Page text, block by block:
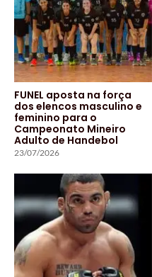
FUNEL aposta na força
dos elencos masculino e
feminino para o
Campeonato Mineiro
Adulto de Handebol
23/07/2026